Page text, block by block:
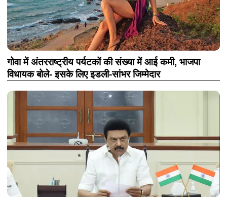
गोवा में अंतरराष्ट्रीय पर्यटकों की संख्या में आई कमी, भाजपा
विधायक बोले- इसके लिए इडली-सांभर जिम्मेदार